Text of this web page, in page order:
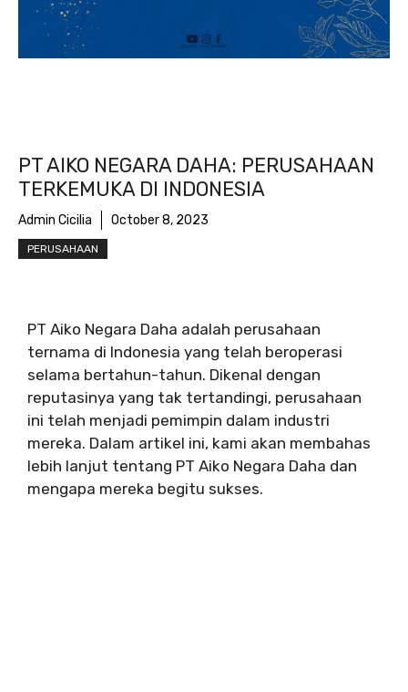
PT AIKO NEGARA DAHA: PERUSAHAAN
TERKEMUKA DI INDONESIA
Admin Cicilia October 8, 2023
PERUSAHAAN
PT Aiko Negara Daha adalah perusahaan
ternama di Indonesia yang telah beroperasi
selama bertahun-tahun. Dikenal dengan
reputasinya yang tak tertandingi, perusahaan
ini telah menjadi pemimpin dalam industri
mereka. Dalam artikel ini, kami akan membahas
lebih lanjut tentang PT Aiko Negara Daha dan
mengapa mereka begitu sukses.